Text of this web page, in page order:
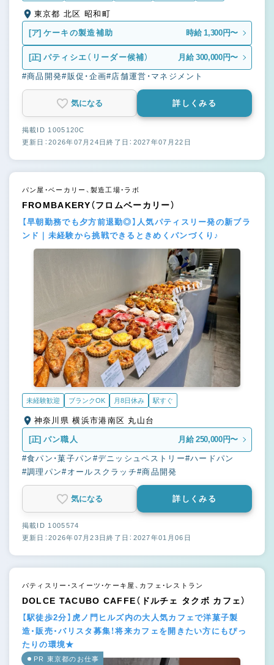
東京都 北区 昭和町
[ア] ケーキの製造補助 時給 1,300円〜
[正] パティシエ（リーダー候補） 月給 300,000円〜
#商品開発#販促・企画#店舗運営・マネジメント
気になる 詳しくみる
掲載ID 1005120C
更新日：2026年07月24日終了日：2027年07月22日
パン屋・ベーカリー、製造工場・ラボ
FROMBAKERY（フロムベーカリー）
【早朝勤務でも夕方前退勤◎】人気パティスリー発の新ブラ
ンド｜未経験から挑戦できるときめくパンづくり♪
未経験歓迎 ブランクOK 月8日休み 駅すぐ
神奈川県 横浜市港南区 丸山台
[正] パン職人 月給 250,000円〜
#食パン・菓子パン #デニッシュペストリー#ハードパン
#調理パン#オールスクラッチ#商品開発
気になる 詳しくみる
掲載ID 1005574
更新日：2026年07月23日終了日：2027年01月06日
パティスリー・スイーツ・ケーキ屋、カフェ・レストラン
DOLCE TACUBO CAFFE（ドルチェ タクボ カフェ）
【駅徒歩2分】虎ノ門ヒルズ内の大人気カフェで洋菓子製
造・販売・バリスタ募集！将来カフェを開きたい方にもぴっ
たりの環境★
PR 東京都のお仕事